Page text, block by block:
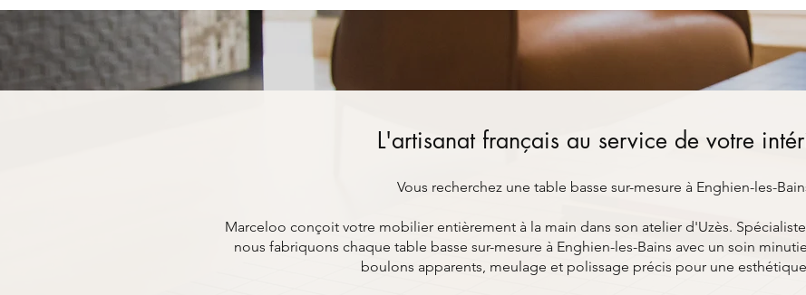
L'artisanat français au service de votre
Vous recherchez une table basse sur-mesure à Enghien-les-
Marceloo conçoit votre mobilier entièrement à la main dans son atelier d'Uzès.
nous fabriquons chaque table basse sur-mesure à Enghien-les-Bains avec un soin
boulons apparents, meulage et polissage précis pour une